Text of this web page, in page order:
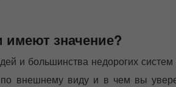
имеют значение?
и большинства недорогих
по внешнему виду и в чем вы